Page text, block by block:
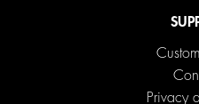
Privacy